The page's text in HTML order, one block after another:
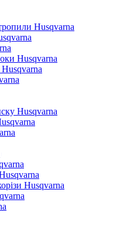
Husqvarna
Husqvarna
Husqvarna
Husqvarna